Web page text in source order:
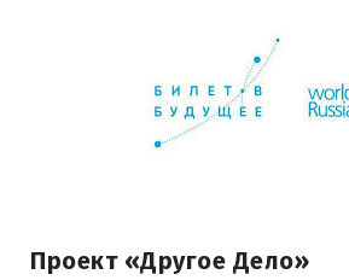
Проект «Другое Дело»